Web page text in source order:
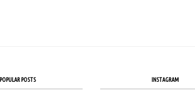
POPULAR POSTS INSTAGRAM